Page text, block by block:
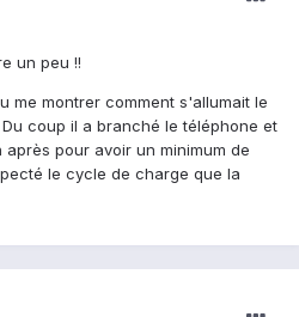
un peu !!
me montrer comment s'allumait le
coup il a branché le téléphone et
après pour avoir un minimum de
le cycle de charge que la